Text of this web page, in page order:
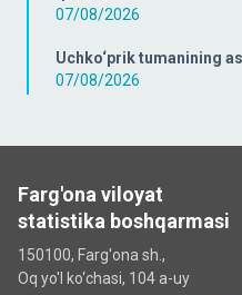
07/08/2026
Uchko‘prik tumanining
07/08/2026
Farg'ona viloyat
statistika boshqarmasi
150100, Farg'ona sh.,
Oq yo'l ko‘chаsi, 104 a-uy